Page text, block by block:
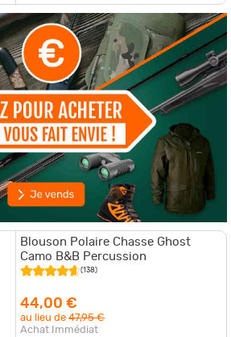
Blouson Polaire Chasse Ghost
Camo B&B Percussion
(138)
44,00 €
au lieu de47,95 €
Achat Immédiat